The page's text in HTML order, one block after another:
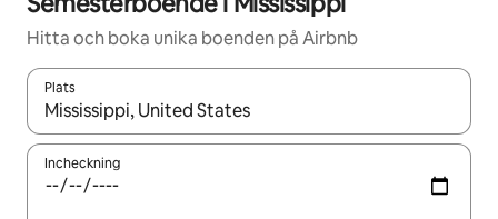
Hitta och boka unika boenden på Airbnb
Plats
När resultaten är tillgängliga kan du navigera med upp- och
Incheckning